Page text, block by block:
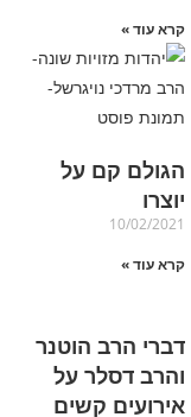
קרא עוד »
הגולם קם על
יוצרו
10/02/2021
קרא עוד »
דברי הרב הוטנר
והרב דסלר על
אירועים קשים